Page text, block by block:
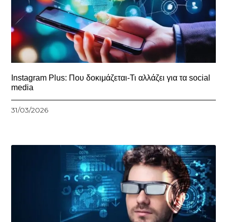
Instagram Plus: Που δοκιμάζεται-Τι αλλάζει για τα social
media
31/03/2026